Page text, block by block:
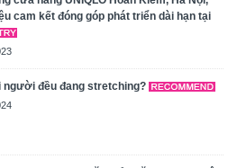
cam kết đóng góp phát triển dài hạn tại
người đều đang stretching?